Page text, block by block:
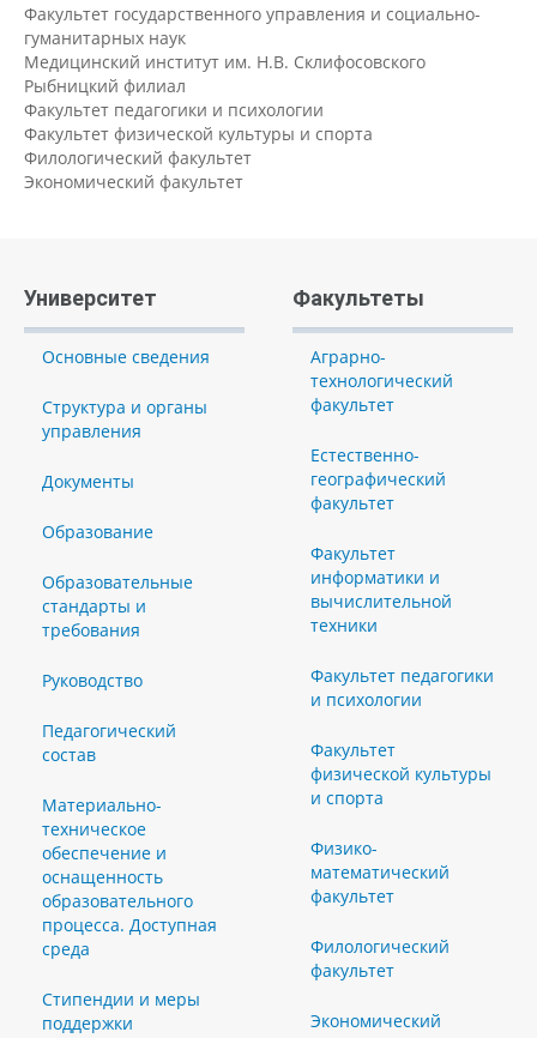
Факультет государственного управления и социально-
гуманитарных наук
Медицинский институт им. Н.В. Склифосовского
Рыбницкий филиал
Факультет педагогики и психологии
Факультет физической культуры и спорта
Филологический факультет
Экономический факультет
Университет
Основные сведения
Структура и органы
управления
Документы
Образование
Образовательные
стандарты и
требования
Руководство
Педагогический
состав
Материально-
техническое
обеспечение и
оснащенность
образовательного
процесса. Доступная
среда
Стипендии и меры
поддержки
Факультеты
Аграрно-
технологический
факультет
Естественно-
географический
факультет
Факультет
информатики и
вычислительной
техники
Факультет педагогики
и психологии
Факультет
физической культуры
и спорта
Физико-
математический
факультет
Филологический
факультет
Экономический